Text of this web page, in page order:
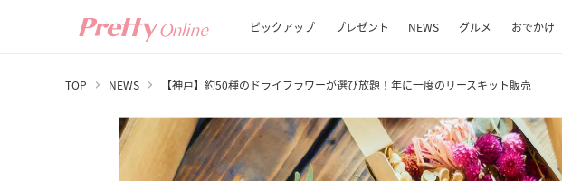
ピックアップ プレゼント NEWS グルメ おでかけ
TOP NEWS 【神戸】約50種のドライフラワーが選び放題！年に一度のリースキット販売